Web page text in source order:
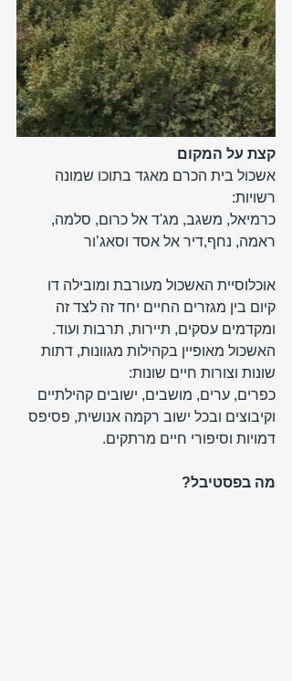
קצת על המקום
אשכול בית הכרם מאגד בתוכו שמונה
רשויות:
כרמיאל, משגב, מג'ד אל כרום, סלמה,
ראמה, נחף,דיר אל אסד וסאג’ור
אוכלוסיית האשכול מעורבת ומובילה דו
קיום בין מגזרים החיים יחד זה לצד זה
ומקדמים עסקים, תיירות, תרבות ועוד.
האשכול מאופיין בקהילות מגוונות, דתות
שונות וצורות חיים שונות:
כפרים, ערים, מושבים, ישובים קהילתיים
וקיבוצים ובכל ישוב רקמה אנושית, פסיפס
דמויות וסיפורי חיים מרתקים.
מה בפסטיבל?